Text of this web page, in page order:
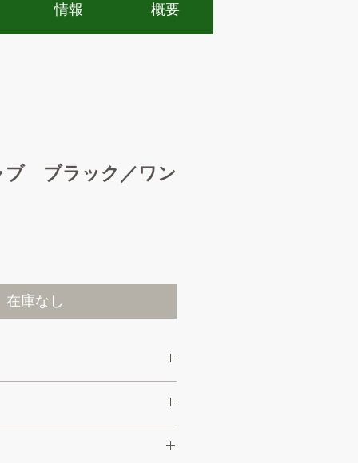
情報 概要
ブ ブラック／ワン
在庫なし